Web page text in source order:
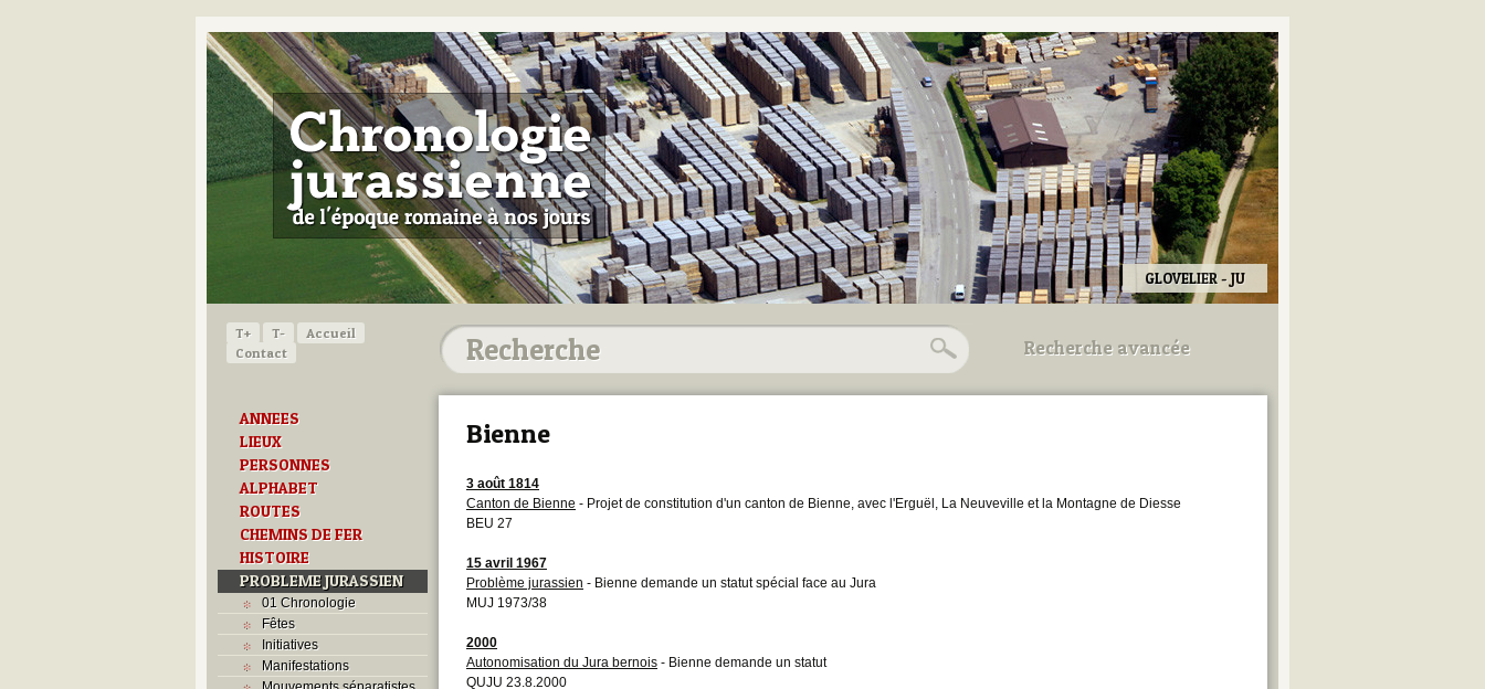
GLOVELIER - JU
T+ T-
Accueil
Contact
ANNEES
LIEUX
PERSONNES
ALPHABET
ROUTES
CHEMINS DE FER
HISTOIRE
PROBLEME JURASSIEN
01 Chronologie
Fêtes
Initiatives
Manifestations
Recherche avancée
Utilisez les champs ci-dessous
Bienne
3 août 1814
Canton de Bienne - Projet de constitution d'un canton de Bienne, avec l'Erguël, La Neuveville et la Montagne de Diesse
BEU 27
15 avril 1967
Problème jurassien - Bienne demande un statut spécial face au Jura
MUJ 1973/38
2000
Autonomisation du Jura bernois - Bienne demande un statut
QUJU 23.8.2000